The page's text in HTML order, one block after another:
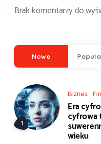
Brak komentarzy do
Nowe
Biznes i
Era
cyfrowa
wieku